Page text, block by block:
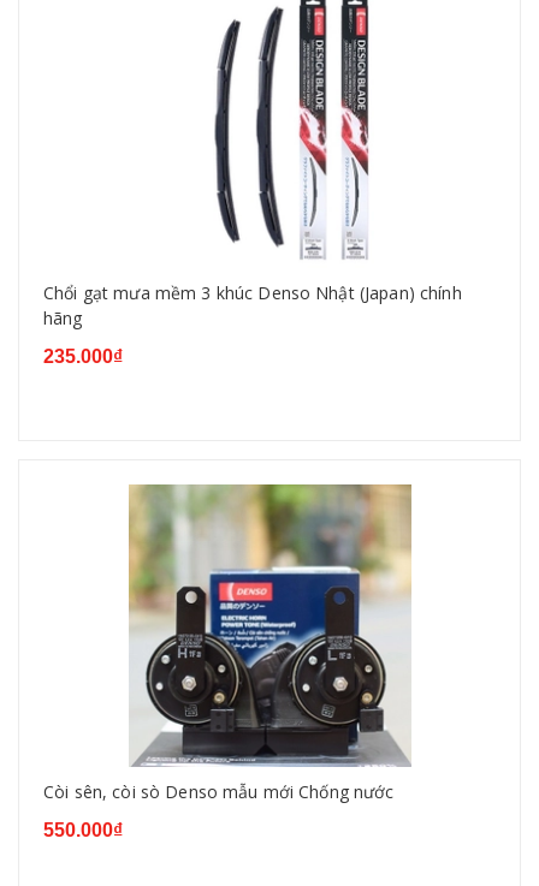
Chổi gạt mưa mềm 3 khúc Denso Nhật (Japan) chính
hãng
235.000₫
Còi sên, còi sò Denso mẫu mới Chống nước
550.000₫